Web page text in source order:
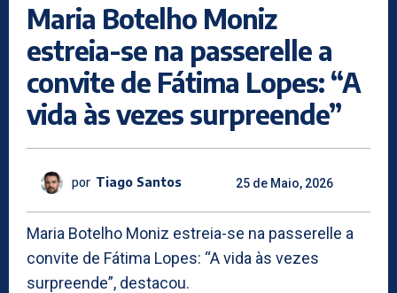
Maria Botelho Moniz
estreia-se na passerelle a
convite de Fátima Lopes: “A
vida às vezes surpreende”
por Tiago Santos 25 de Maio, 2026
Maria Botelho Moniz estreia-se na passerelle a
convite de Fátima Lopes: “A vida às vezes
surpreende”, destacou.